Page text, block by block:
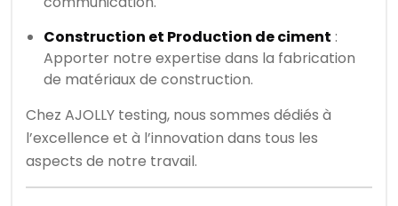
Construction et Production de ciment :
Apporter notre expertise dans la fabrication
de matériaux de construction.
Chez AJOLLY testing, nous sommes dédiés à
l’excellence et à l’innovation dans tous les
aspects de notre travail.